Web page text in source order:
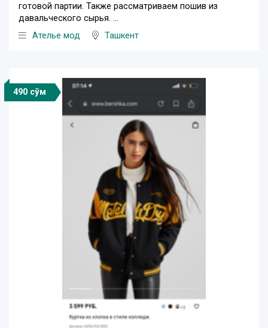
готовой партии. Также рассматриваем пошив из
давальческого сырья. ...
Ателье мод
Ташкент
490 сўм